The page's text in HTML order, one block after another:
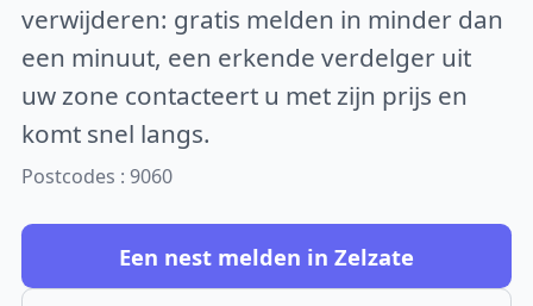
verwijderen: gratis melden in minder dan
een minuut, een erkende verdelger uit
uw zone contacteert u met zijn prijs en
komt snel langs.
Postcodes : 9060
Een nest melden in Zelzate